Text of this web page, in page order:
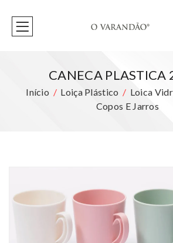
CANECA PLASTICA
Início Loiça Plástico
Loica
Copos E Jarros